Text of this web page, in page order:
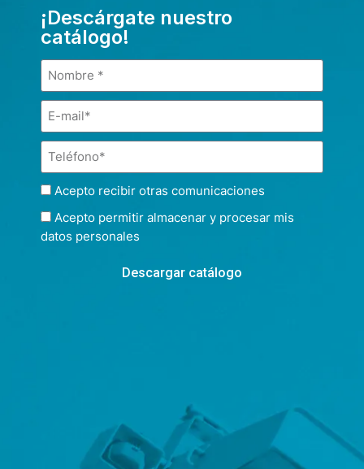
¡Descárgate nuestro
catálogo!
Acepto recibir otras comunicaciones
Acepto permitir almacenar y procesar mis
datos personales
Descargar catálogo